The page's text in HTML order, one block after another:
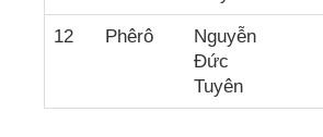
12 Phêrô
Nguyễn
Đức
Tuyên